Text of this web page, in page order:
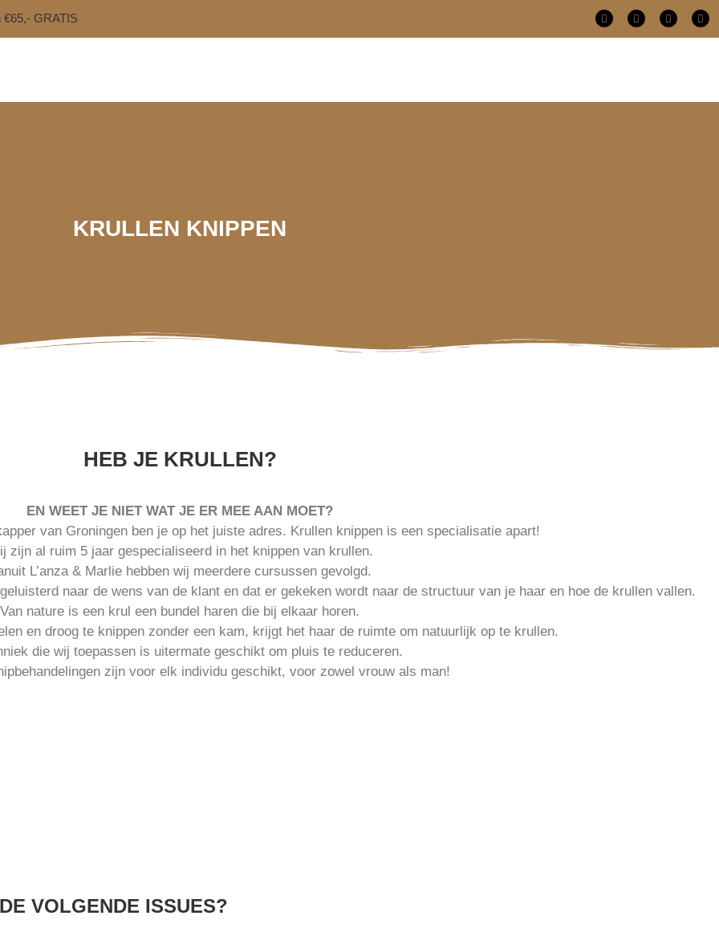
€65,- GRATIS
KRULLEN KNIPPEN
HEB JE KRULLEN?
EN WEET JE NIET WAT JE ER MEE AAN MOET?
van Groningen ben je op het juiste adres. Krullen knippen is een specialisatie apart!
zijn al ruim 5 jaar gespecialiseerd in het knippen van krullen.
L’anza & Marlie hebben wij meerdere cursussen gevolgd.
naar de wens van de klant en dat er gekeken wordt naar de structuur van je haar en hoe de krullen vallen.
Van nature is een krul een bundel haren die bij elkaar horen.
en droog te knippen zonder een kam, krijgt het haar de ruimte om natuurlijk op te krullen.
die wij toepassen is uitermate geschikt om pluis te reduceren.
zijn voor elk individu geschikt, voor zowel vrouw als man!
VOLGENDE ISSUES?